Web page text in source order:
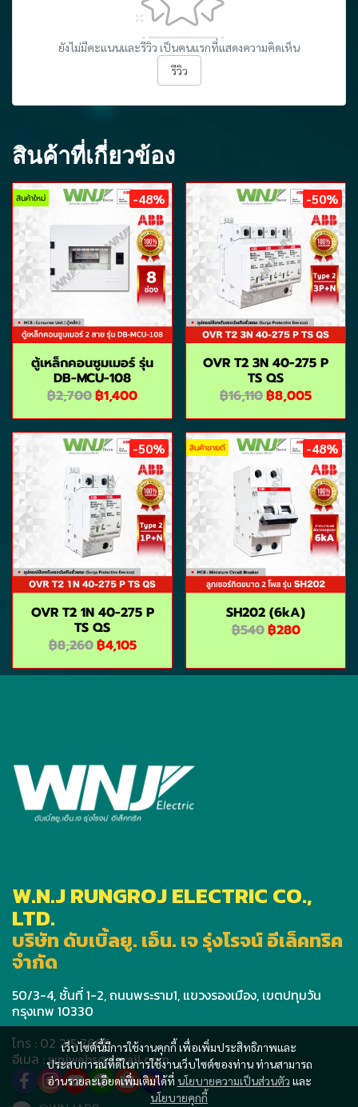
ยังไม่มีคะแนนและรีวิว เป็นคนแรกที่แสดงความคิดเห็น
รีวิว
สินค้าที่เกี่ยวข้อง
สินค้าใหม่ -48%
ตู้เหล็กคอนซูมเมอร์ รุ่น
DB-MCU-108
฿2,700฿1,400
-50%
OVR T2 3N 40-275 P
TS QS
฿16,110฿8,005
-50%
OVR T2 1N 40-275 P
TS QS
฿8,260฿4,105
สินค้าขายดี -48%
SH202 (6kA)
฿540฿280
เว็บไซต์นี้มีการใช้งานคุกกี้ เพื่อเพิ่มประสิทธิภาพและ
ประสบการณ์ที่ดีในการใช้งานเว็บไซต์ของท่าน ท่านสามารถ
อ่านรายละเอียดเพิ่มเติมได้ที่ นโยบายความเป็นส่วนตัว และ
นโยบายคุกกี้
W.N.J RUNGROJ ELECTRIC CO.,
LTD.
บริษัท ดับเบิ้ลยู. เอ็น. เจ รุ่งโรจน์ อีเล็คทริค
จำกัด
50/3-4, ชั้นที่ 1-2, ถนนพระราม1, แขวงรองเมือง, เขตปทุมวัน
กรุงเทพ 10330
โทร : 02 215 7666
อีเมล : wnjwebs@gmail.com